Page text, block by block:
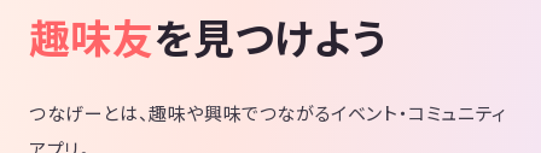
趣味友を見つけよう
つなげーとは、趣味や興味でつながるイベント・コミュニティ